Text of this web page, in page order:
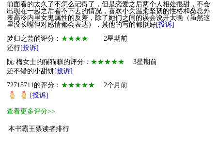
前面看的太久了不怎么记得了，但是恋爱之后两个人相处很甜，不会
出现在一起之后看不下去的情况，喜欢小关温柔坚韧的性格和桑总外
表高冷内里女鬼属性的反差，除了她们之间的误会说开太晚（虽然这
里没长嘴但对感情都会表达），其他的写的都挺好[投诉]
梦归之芸的评分： ★★★★
2星期前
还行[投诉]
阮·梅女士的猫猫糕的评分： ★★★★★
3星期前
还不错的小甜饼[投诉]
72715711的评分： ★★★★★
2个月前
[投诉]
查看更多评分>>
本书霸王票读者排行